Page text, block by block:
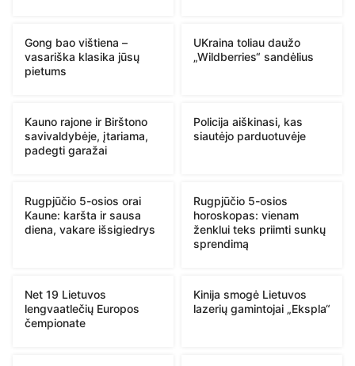
Gong bao vištiena –
vasariška klasika jūsų
pietums
UKraina toliau daužo
„Wildberries“ sandėlius
Kauno rajone ir Birštono
savivaldybėje, įtariama,
padegti garažai
Policija aiškinasi, kas
siautėjo parduotuvėje
Rugpjūčio 5-osios orai
Kaune: karšta ir sausa
diena, vakare išsigiedrys
Rugpjūčio 5-osios
horoskopas: vienam
ženklui teks priimti sunkų
sprendimą
Net 19 Lietuvos
lengvaatlečių Europos
čempionate
Kinija smogė Lietuvos
lazerių gamintojai „Ekspla“